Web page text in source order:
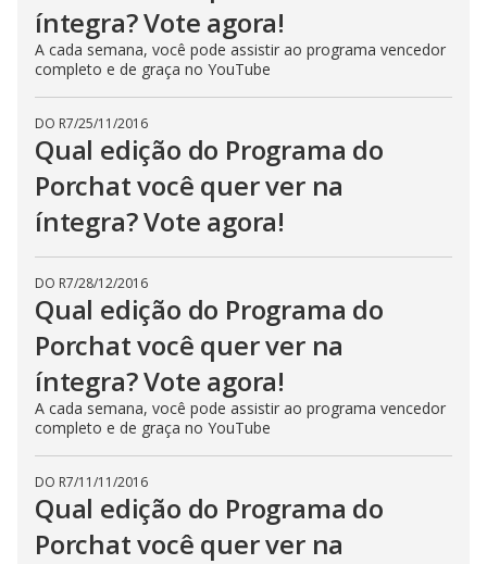
íntegra? Vote agora!
A cada semana, você pode assistir ao programa vencedor
completo e de graça no YouTube
DO R7/25/11/2016
Qual edição do Programa do
Porchat você quer ver na
íntegra? Vote agora!
DO R7/28/12/2016
Qual edição do Programa do
Porchat você quer ver na
íntegra? Vote agora!
A cada semana, você pode assistir ao programa vencedor
completo e de graça no YouTube
DO R7/11/11/2016
Qual edição do Programa do
Porchat você quer ver na